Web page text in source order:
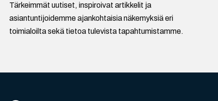
Tärkeimmät uutiset, inspiroivat artikkelit ja
asiantuntijoidemme ajankohtaisia näkemyksiä eri
toimialoilta sekä tietoa tulevista tapahtumistamme.